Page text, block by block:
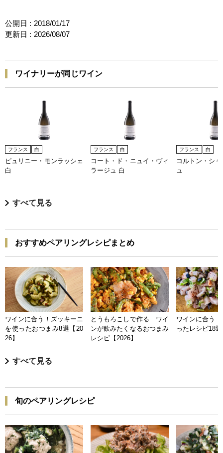
公開日 : 2018/01/17
更新日 : 2026/08/07
ワイナリーが同じワイン
フランス 白
ピュリニー・モンラッシェ
白
フランス 白
コート・ド・ニュイ・ヴィ
ラージュ 白
フランス 白
コルトン・シ
ュ
すべて見る
おすすめペアリングレシピまとめ
ワインに合う！ズッキーニ
を使ったおつまみ8選【20
26】
とうもろこしで作る ワイ
ンが飲みたくなるおつまみ
レシピ【2026】
ワインに合う
ったレシピ18
すべて見る
旬のペアリングレシピ